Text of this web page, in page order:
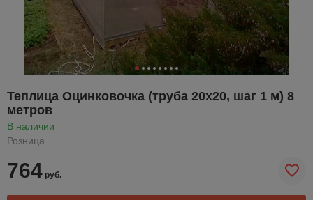
Теплица Оцинковочка (труба 20х20, шаг 1 м) 8
метров
В наличии
Розница
764 руб.